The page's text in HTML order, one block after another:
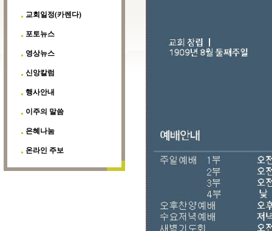
교회일정(카렌다)
포토뉴스
영상뉴스
신앙칼럼
행사안내
이주의 말씀
은혜나눔
온라인 주보